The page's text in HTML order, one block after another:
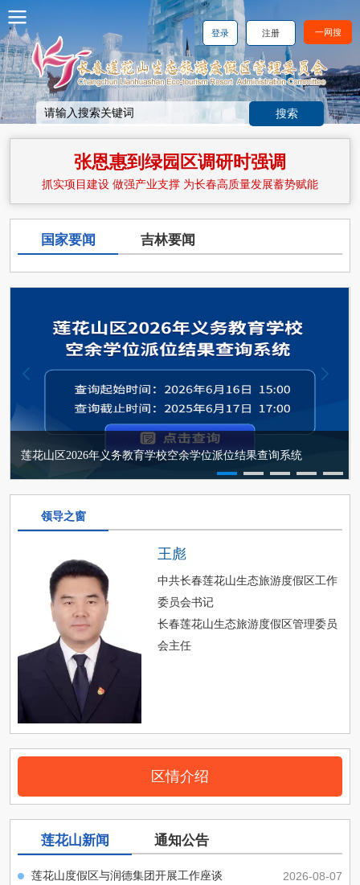
一网搜
注册
登录
张恩惠到绿园区调研时强调
抓实项目建设 做强产业支撑 为长春高质量发展蓄势赋能
国家要闻 吉林要闻
1 2 3 4 5
莲花山度假区学习传达全市上半年高质量发展讲评会精神
莲花山区2026年义务教育学校空余学位派位结果查询系统
领导之窗
王彪
中共长春莲花山生态旅游度假区工作
委员会书记
长春莲花山生态旅游度假区管理委员
会主任
区情介绍
莲花山新闻 通知公告
莲花山度假区与润德集团开展工作座谈 2026-08-07